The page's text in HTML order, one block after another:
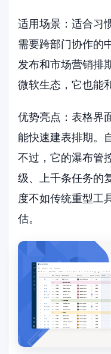
适用场景：适合习
需要跨部门协作的
发布和市场营销排
微软生态，它也能
优势亮点：表格界
能快速建表排期。
不过，它的瀑布管
级、上千条任务的
度不如传统重型工
估。